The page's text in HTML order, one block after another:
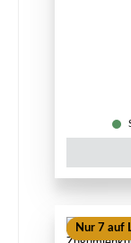
Nur 7 auf